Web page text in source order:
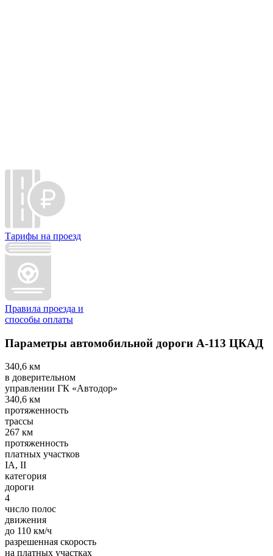
Тарифы на проезд
Правила проезда и
способы оплаты
Параметры автомобильной дороги А-113 ЦКАД
340,6 км
в доверительном
управлении ГК «Автодор»
340,6 км
протяженность
трассы
267 км
протяженность
платных участков
IА, II
категория
дороги
4
число полос
движения
до 110 км/ч
разрешенная скорость
на платных участках